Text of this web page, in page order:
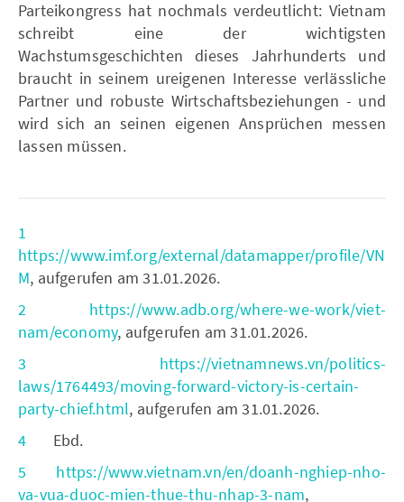
Parteikongress hat nochmals verdeutlicht: Vietnam
schreibt eine der wichtigsten
Wachstumsgeschichten dieses Jahrhunderts und
braucht in seinem ureigenen Interesse verlässliche
Partner und robuste Wirtschaftsbeziehungen - und
wird sich an seinen eigenen Ansprüchen messen
lassen müssen.
1
https://www.imf.org/external/datamapper/profile/VN
M, aufgerufen am 31.01.2026.
2
https://www.adb.org/where-we-work/viet-
nam/economy, aufgerufen am 31.01.2026.
3
https://vietnamnews.vn/politics-
laws/1764493/moving-forward-victory-is-certain-
party-chief.html, aufgerufen am 31.01.2026.
4 Ebd.
5
https://www.vietnam.vn/en/doanh-nghiep-nho-
va-vua-duoc-mien-thue-thu-nhap-3-nam,